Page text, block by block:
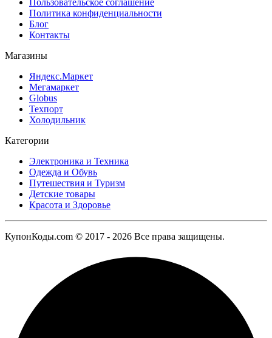
Пользовательское соглашение
Политика конфиденциальности
Блог
Контакты
Магазины
Яндекс.Маркет
Мегамаркет
Globus
Техпорт
Холодильник
Категории
Электроника и Техника
Одежда и Обувь
Путешествия и Туризм
Детские товары
Красота и Здоровье
КупонКоды.com © 2017 - 2026 Все права защищены.